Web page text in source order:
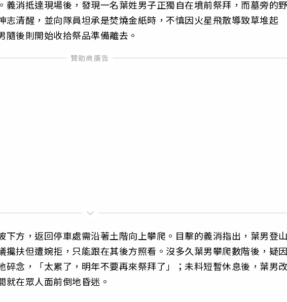
義消抵達現場後，發現一名葉姓男子正獨自在墳前祭拜，而墓旁的
志清醒，並向隊員坦承是焚燒金紙時，不慎因火星飛散導致草堆起
隨後則開始收拾祭品準備離去。
下方，返回停車處需沿著土階向上攀爬。目擊的義消指出，葉男登
攙扶但遭婉拒，只能跟在其後方照看。沒多久葉男攀爬數階後，疑
碎念，「太累了，明年不要再來祭拜了」；未料短暫休息後，葉男
就在眾人面前倒地昏迷。